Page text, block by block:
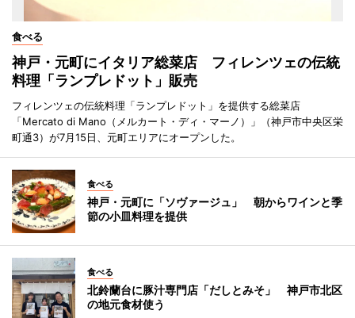
食べる
神戸・元町にイタリア総菜店 フィレンツェの伝統
料理「ランプレドット」販売
フィレンツェの伝統料理「ランプレドット」を提供する総菜店
「Mercato di Mano（メルカート・ディ・マーノ）」（神戸市中央区栄
町通3）が7月15日、元町エリアにオープンした。
食べる
神戸・元町に「ソヴァージュ」 朝からワインと季
節の小皿料理を提供
食べる
北鈴蘭台に豚汁専門店「だしとみそ」 神戸市北区
の地元食材使う